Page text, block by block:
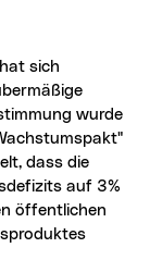
wurde
dass die
auf 3%
öffentlichen